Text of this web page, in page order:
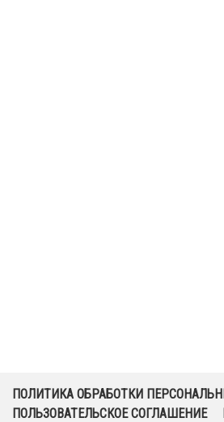
ПОЛИТИКА ОБРАБОТКИ
ПОЛЬЗОВАТЕЛЬСКОЕ СОГЛАШЕНИЕ